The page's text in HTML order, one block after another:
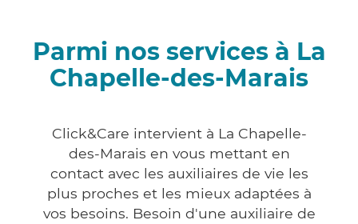
Parmi nos services à La
Chapelle-des-Marais
Click&Care intervient à La Chapelle-
des-Marais en vous mettant en
contact avec les auxiliaires de vie les
plus proches et les mieux adaptées à
vos besoins. Besoin d'une auxiliaire de